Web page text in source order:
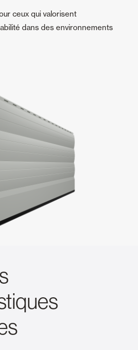
ceux qui valorisent
dans des environnements